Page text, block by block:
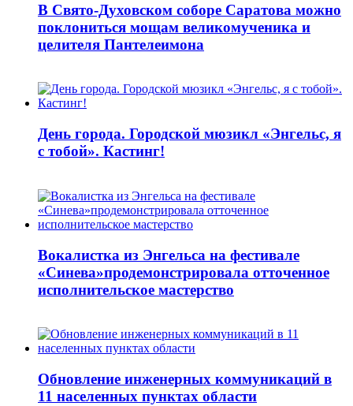
В Свято-Духовском соборе Саратова можно
поклониться мощам великомученика и
целителя Пантелеимона
День города. Городской мюзикл «Энгельс, я
с тобой». Кастинг!
Вокалистка из Энгельса на фестивале
«Синева»продемонстрировала отточенное
исполнительское мастерство
Обновление инженерных коммуникаций в
11 населенных пунктах области